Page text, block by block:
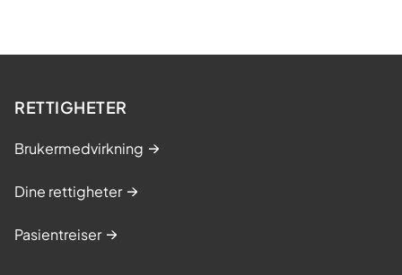
RETTIGHETER
Brukermedvirkning
Dine rettigheter
Pasientreiser